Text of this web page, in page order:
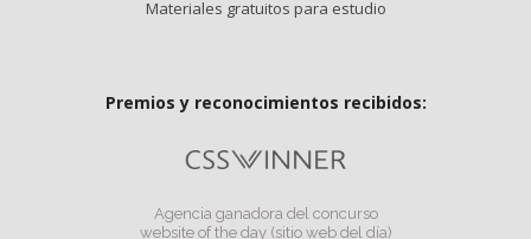
Materiales gratuitos para estudio
Premios y reconocimientos recibidos:
Agencia ganadora del concurso
website of the day (sitio web del día)